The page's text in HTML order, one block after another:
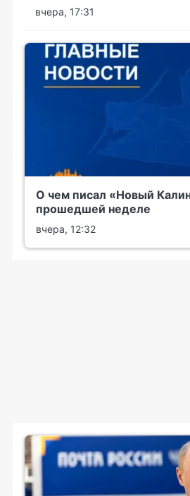
вчера, 17:31
О чем писал «Новый
прошедшей неделе
вчера, 12:32